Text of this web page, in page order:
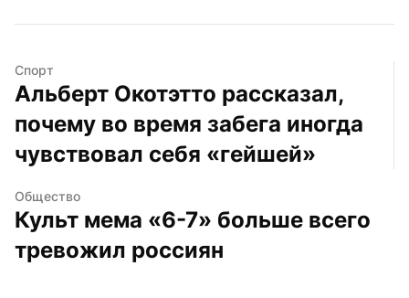
Спорт
Альберт Окотэтто рассказал,
почему во время забега иногда
чувствовал себя «гейшей»
Общество
Культ мема «6-7» больше всего
тревожил россиян